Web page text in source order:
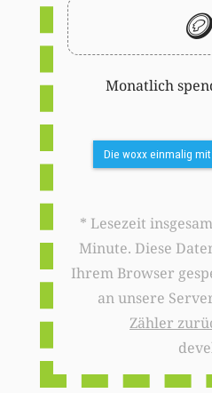
🪙
Monatlich
Die woxx einmalig
* Lesezeit
Minute. Diese
Ihrem Browser
an unsere
Zähler